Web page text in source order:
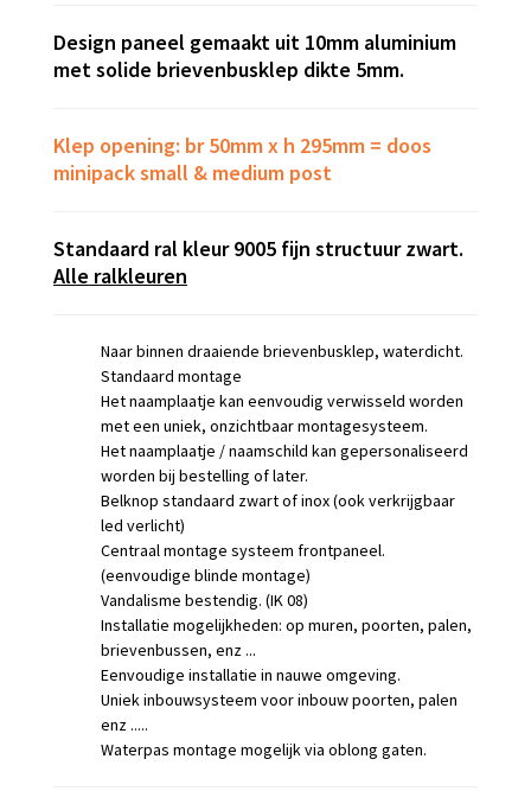
Design paneel gemaakt uit 10mm aluminium
met solide brievenbusklep dikte 5mm.
Klep opening: br 50mm x h 295mm = doos
minipack small & medium post
Standaard ral kleur 9005 fijn structuur zwart.
Alle ralkleuren
Naar binnen draaiende brievenbusklep, waterdicht.
Standaard montage
Het naamplaatje kan eenvoudig verwisseld worden
met een uniek, onzichtbaar montagesysteem.
Het naamplaatje / naamschild kan gepersonaliseerd
worden bij bestelling of later.
Belknop standaard zwart of inox (ook verkrijgbaar
led verlicht)
Centraal montage systeem frontpaneel.
(eenvoudige blinde montage)
Vandalisme bestendig. (IK 08)
Installatie mogelijkheden: op muren, poorten, palen,
brievenbussen, enz ...
Eenvoudige installatie in nauwe omgeving.
Uniek inbouwsysteem voor inbouw poorten, palen
enz .....
Waterpas montage mogelijk via oblong gaten.